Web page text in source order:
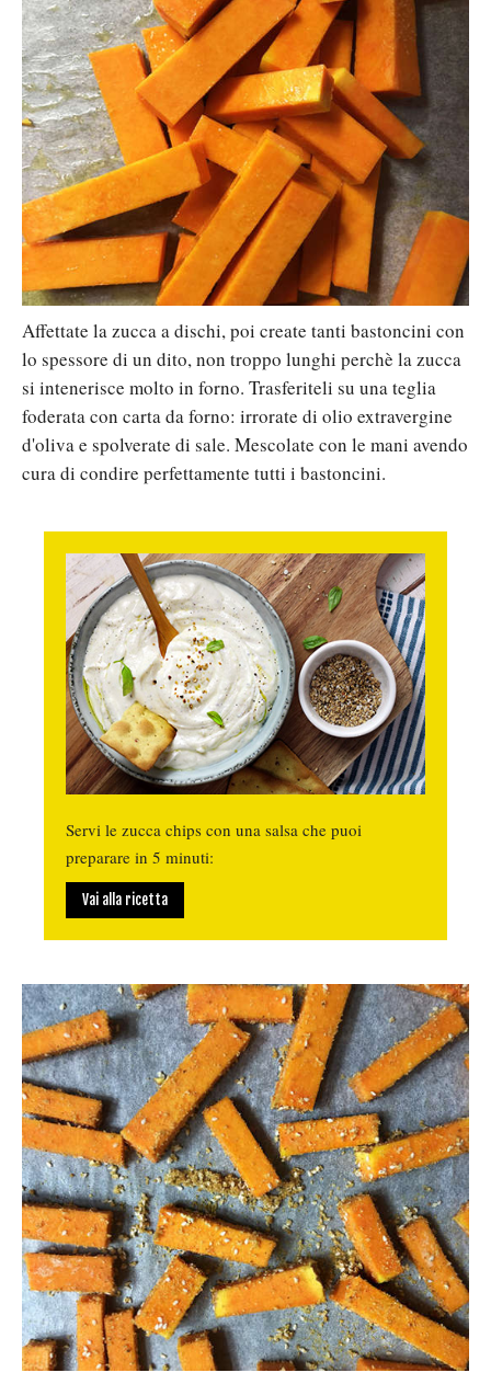
Affettate la zucca a dischi, poi create tanti bastoncini con
lo spessore di un dito, non troppo lunghi perchè la zucca
si intenerisce molto in forno. Trasferiteli su una teglia
foderata con carta da forno: irrorate di olio extravergine
d'oliva e spolverate di sale. Mescolate con le mani avendo
cura di condire perfettamente tutti i bastoncini.
Servi le zucca chips con una salsa che puoi
preparare in 5 minuti:
Vai alla ricetta